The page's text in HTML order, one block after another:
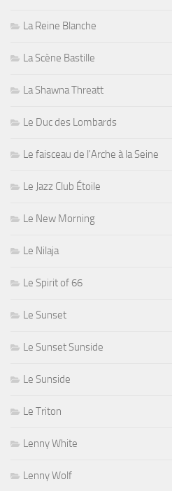
La Reine Blanche
La Scène Bastille
La Shawna Threatt
Le Duc des Lombards
Le faisceau de l'Arche à la Seine
Le Jazz Club Étoile
Le New Morning
Le Nilaja
Le Spirit of 66
Le Sunset
Le Sunset Sunside
Le Sunside
Le Triton
Lenny White
Lenny Wolf